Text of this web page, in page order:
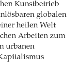
Kunstbetrieb
globalen
heilen Welt
Arbeiten zum
urbanen